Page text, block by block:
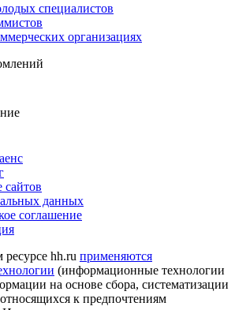
специалистов
организациях
сайтов
данных
соглашение
hh.ru применяются
(информационные технологии
на основе сбора, систематизации
к предпочтениям